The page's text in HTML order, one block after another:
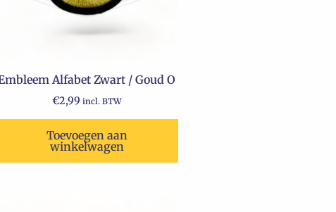
Alfabet Zwart / Goud O
€2,99 incl. BTW
Toevoegen aan
winkelwagen